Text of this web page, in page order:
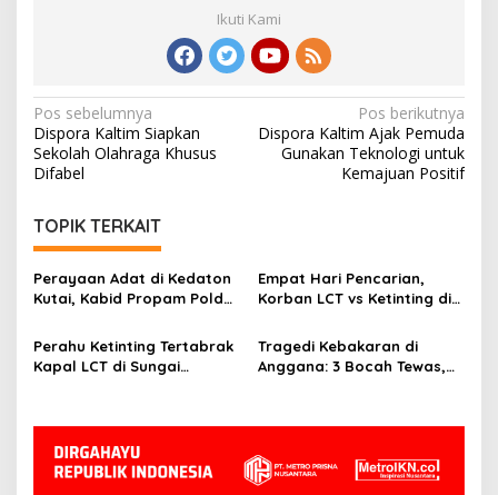
Ikuti Kami
Navigasi
pos
Pos sebelumnya
Dispora Kaltim Siapkan
Sekolah Olahraga Khusus
Difabel
Pos berikutnya
Dispora Kaltim Ajak Pemuda
Gunakan Teknologi untuk
Kemajuan Positif
TOPIK TERKAIT
Perayaan Adat di Kedaton
Kutai, Kabid Propam Polda
Empat Hari Pencarian,
Korban LCT vs Ketinting di
Ditemukan
Perahu Ketinting Tertabrak
Kapal LCT di Sungai
Orang Hilang
Tragedi Kebakaran di
Anggana: 3 Bocah Tewas,